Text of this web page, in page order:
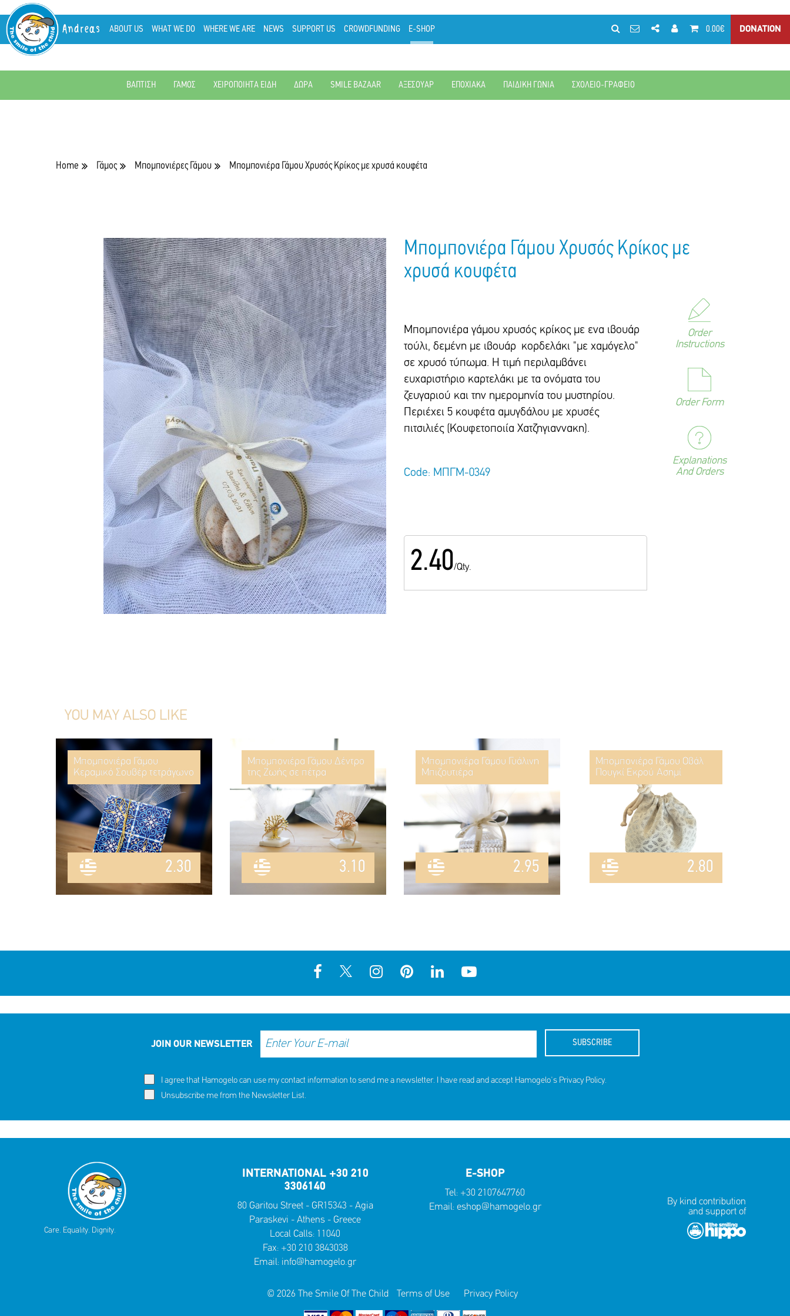
Andreas ABOUT US WHAT WE DO WHERE WE ARE NEWS SUPPORT US CROWDFUNDING E-SHOP 0.00€ DONATION
ΒΑΠΤΙΣΗ ΓΑΜΟΣ ΧΕΙΡΟΠΟΙΗΤΑ ΕΙΔΗ ΔΩΡΑ SMILE BAZAAR ΑΞΕΣΟΥΑΡ ΕΠΟΧΙΑΚΑ ΠΑΙΔΙΚΗ ΓΩΝΙΑ ΣΧΟΛΕΙΟ-ΓΡΑΦΕΙΟ
Home Γάμος Μπομπονιέρες Γάμου Μπομπονιέρα Γάμου Χρυσός Κρίκος με χρυσά κουφέτα
Μπομπονιέρα Γάμου Χρυσός Κρίκος με
χρυσά κουφέτα
Mπομπονιέρα γάμου χρυσός κρίκος με ενα ιβουάρ
τούλι, δεμένη με ιβουάρ κορδελάκι "με χαμόγελο"
σε χρυσό τύπωμα. Η τιμή περιλαμβάνει
ευχαριστήριο καρτελάκι με τα ονόματα του
ζευγαριού και την ημερομηνία του μυστηρίου.
Περιέχει 5 κουφέτα αμυγδάλου με χρυσές
πιτσιλιές (Κουφετοποιία Χατζηγιαννακη).
Code: ΜΠΓΜ-0349
2.40/Qty.
Order
Instructions
Order Form
Explanations
And Orders
YOU MAY ALSO LIKE
Μπομπονιέρα Γάμου
Κεραμικό Σουβέρ τετράγωνο
2.30
Μπομπονιέρα Γάμου Δέντρο
της Ζωής σε πέτρα
3.10
Μπομπονιέρα Γάμου Γυάλινη
Μπιζουτιέρα
2.95
Μπομπονιέρα Γάμου Οβάλ
Πουγκί Εκρού Ασημί
2.80
JOIN OUR NEWSLETTER SUBSCRIBE
I agree that Hamogelo can use my contact information to send me a newsletter. I have read and accept Hamogelo's Privacy Policy.
Unsubscribe me from the Newsletter List.
Care. Equality. Dignity.
INTERNATIONAL +30 210
3306140
80 Garitou Street - GR15343 - Agia
Paraskevi - Athens - Greece
Local Calls: 11040
Fax: +30 210 3843038
Email: info@hamogelo.gr
E-SHOP
Tel: +30 2107647760
Email: eshop@hamogelo.gr
By kind contribution
and support of
© 2026 The Smile Of The Child Terms of Use Privacy Policy